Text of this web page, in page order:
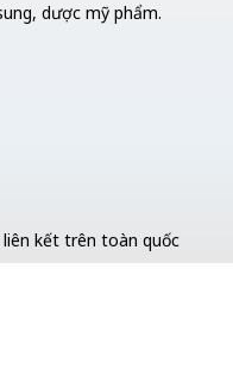
dược mỹ phẩm.
kết trên toàn quốc